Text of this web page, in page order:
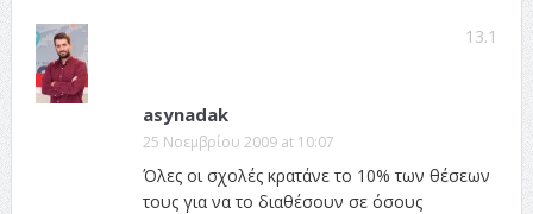
13.1
asynadak
25 Νοεμβρίου 2009 at 10:07
Όλες οι σχολές κρατάνε το 10% των θέσεων
τους για να το διαθέσουν σε όσους